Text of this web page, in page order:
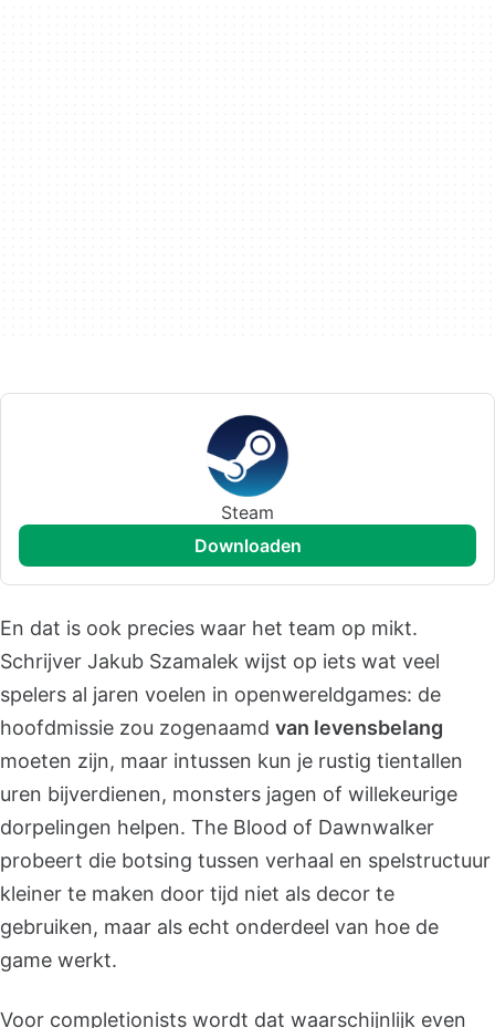
Steam
downloaden
En dat is ook precies waar het team op mikt.
Schrijver Jakub Szamalek wijst op iets wat veel
spelers al jaren voelen in openwereldgames: de
hoofdmissie zou zogenaamd van levensbelang
moeten zijn, maar intussen kun je rustig tientallen
uren bijverdienen, monsters jagen of willekeurige
dorpelingen helpen. The Blood of Dawnwalker
probeert die botsing tussen verhaal en spelstructuur
kleiner te maken door tijd niet als decor te
gebruiken, maar als echt onderdeel van hoe de
game werkt.
Voor completionists wordt dat waarschijnlijk even